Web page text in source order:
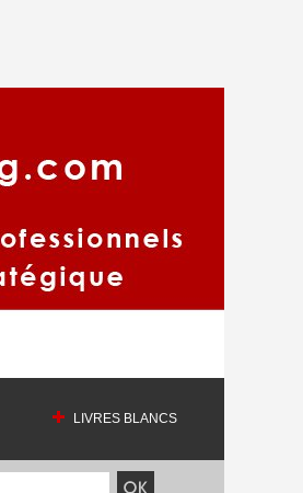
LIVRES BLANCS